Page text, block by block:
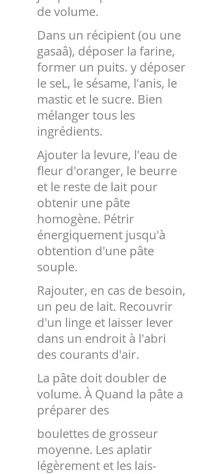
de volume.
Dans un récipient (ou une
gasaâ), déposer la farine,
former un puits. y déposer
le seL, le sésame, l'anis, le
mastic et le sucre. Bien
mélanger tous les
ingrédients.
Ajouter la levure, l'eau de
fleur d'oranger, le beurre
et le reste de lait pour
obtenir une pâte
homogène. Pétrir
énergiquement jusqu'à
obtention d'une pâte
souple.
Rajouter, en cas de besoin,
un peu de lait. Recouvrir
d'un linge et laisser lever
dans un endroit à l'abri
des courants d'air.
La pâte doit doubler de
volume. À Quand la pâte a
préparer des
boulettes de grosseur
moyenne. Les aplatir
légèrement et les lais-